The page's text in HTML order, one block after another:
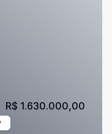
R$ 1.630.000,00